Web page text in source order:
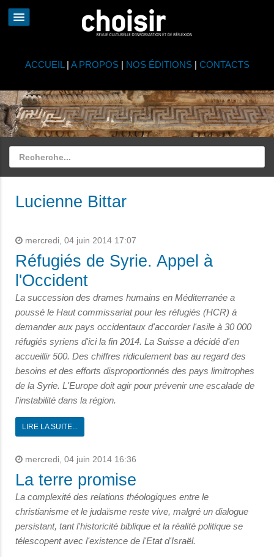
ACCUEIL | A PROPOS| NOS ÉDITIONS| CONTACTS
Lucienne Bittar
mercredi, 04 juin 2014 17:07
Réfugiés de Syrie. Appel à
l'Occident
La succession des drames humains en Méditerranée a
poussé le Haut commissariat pour les réfugiés (HCR) à
demander aux pays occidentaux d'accorder l'asile à 30 000
réfugiés syriens d'ici la fin 2014. La Suisse a décidé d'en
accueillir 500. Des chiffres ridiculement bas au regard des
besoins et des efforts disproportionnés des pays limitrophes
de la Syrie. L'Europe doit agir pour prévenir une escalade de
l'instabilité dans la région.
LIRE LA SUITE...
mercredi, 04 juin 2014 16:36
La terre promise
La complexité des relations théologiques entre le
christianisme et le judaïsme reste vive, malgré un dialogue
persistant, tant l'historicité biblique et la réalité politique se
télescopent avec l'existence de l'Etat d'Israël.